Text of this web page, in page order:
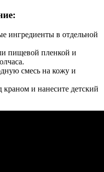
ингредиенты в отдельной
пищевой пленкой и
смесь на кожу и
и нанесите детский